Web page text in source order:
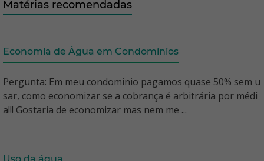
Matérias recomendadas
Economia de Água em Condomínios
Pergunta: Em meu condominio pagamos quase 50% sem u
sar, como economizar se a cobrança é arbitrária por médi
a!!! Gostaria de economizar mas nem me ...